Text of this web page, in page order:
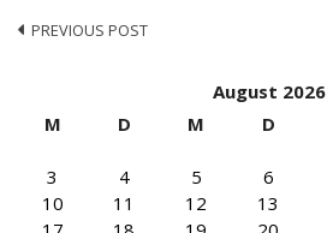
Post
PREVIOUS POST
August 2026
M
D M D
3
4 5 6
10
11 12 13